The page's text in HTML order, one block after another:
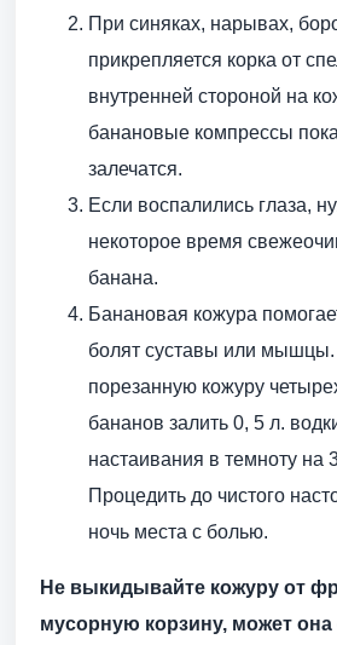
При синяках, нарывах,
прикрепляется корка от
внутренней стороной на
банановые компрессы
залечатся.
Если воспалились глаза,
некоторое время
банана.
Банановая кожура
болят суставы или
порезанную кожуру
бананов залить 0, 5 л.
настаивания в темноту на
Процедить до чистого
ночь места с болью.
Не выкидывайте кожуру от
мусорную корзину, может